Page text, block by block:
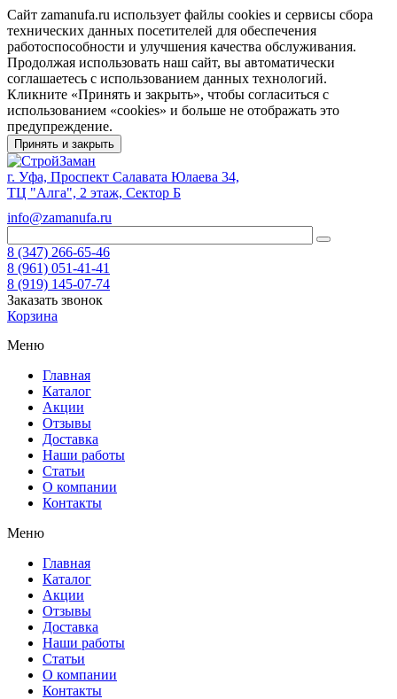
Сайт zamanufa.ru использует файлы cookies и сервисы сбора
технических данных посетителей для обеспечения
работоспособности и улучшения качества обслуживания.
Продолжая использовать наш сайт, вы автоматически
соглашаетесь с использованием данных технологий.
Кликните «Принять и закрыть», чтобы согласиться с
использованием «cookies» и больше не отображать это
предупреждение.
Принять и закрыть
г. Уфа, Проспект Салавата Юлаева 34,
ТЦ "Алга", 2 этаж, Сектор Б
info@zamanufa.ru
8 (347) 266-65-46
8 (961) 051-41-41
8 (919) 145-07-74
Заказать звонок
Корзина
Меню
Главная
Каталог
Акции
Отзывы
Доставка
Наши работы
Статьи
О компании
Контакты
Меню
Главная
Каталог
Акции
Отзывы
Доставка
Наши работы
Статьи
О компании
Контакты